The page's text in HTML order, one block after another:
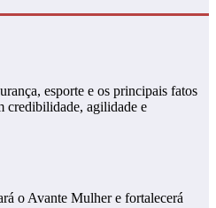
esporte e os principais fatos
credibilidade, agilidade e